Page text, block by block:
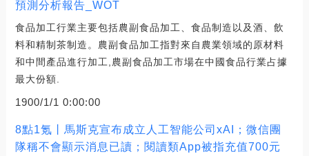
預測分析報告_WOT
食品加工行業主要包括農副食品加工、食品制造以及酒、飲
料和精制茶制造。農副食品加工指對來自農業領域的原材料
和中間產品進行加工,農副食品加工市場在中國食品行業占據
最大份額.
1900/1/1 0:00:00
8點1氪丨馬斯克宣布成立人工智能公司xAI；微信團
隊稱不會顯示消息已讀；閱讀類App被指充值700元